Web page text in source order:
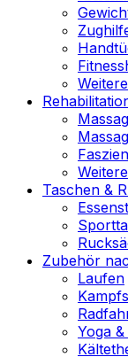
Taschen &
Zubehör
Laufen
Yoga